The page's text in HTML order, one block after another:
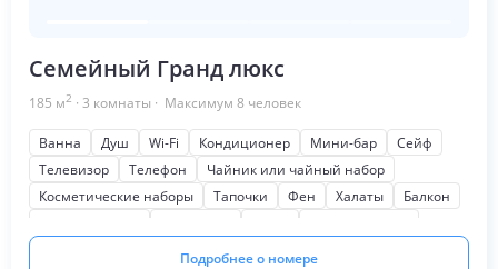
Семейный Гранд люкс
185 м2 · 3 комнаты · Максимум 8 человек
Ванна Душ Wi-Fi Кондиционер Мини-бар
Сейф
Телевизор
Телефон
Чайник или чайный набор
Косметические наборы
Тапочки Фен Халаты
Балкон
На сад
Подробнее о номере